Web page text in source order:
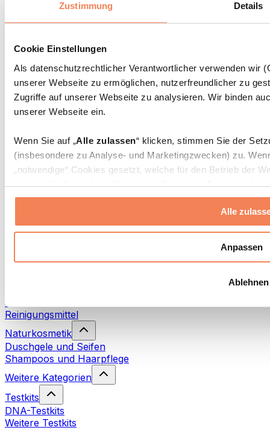
Zustimmung Details
Cookie Einstellungen
Als datenschutzrechtlicher Verantwortlicher verwenden wir
unserer Webseite zu ermöglichen, nutzerfreundlicher zu
Zugriffe auf unserer Webseite zu analysieren. Wir binden
unserer Webseite ein.
Wenn Sie auf „Alle zulassen“ klicken, stimmen Sie der
(insbesondere zu Analyse- und Marketingzwecken) zu.
„notwendige“ Cookies gesetzt, welche für den Betrieb der
individuelle Auswahl treffen, indem Sie unter „Anpassen“
erlauben“ klicken.
Weitere Informationen über die Verarbeitung Ihrer Daten
Datenschutzerklärung
Alle
Anpassen
Ablehnen
Faszien- und Massagerollen
Weitere Rehabilitationshilfen
Taschen & Rucksäcke
Essenstaschen und Meal-Prep-Zubehör
Sporttaschen
Zubehör nach Aktivität
Laufen
Kampfsport
Yoga & Pilates
Wandern
Rotlichttherapie
Waschmittel
Reinigungsmittel
Naturkosmetik
Duschgele und Seifen
Shampoos und Haarpflege
Weitere Kategorien
Testkits
DNA-Testkits
Weitere Testkits